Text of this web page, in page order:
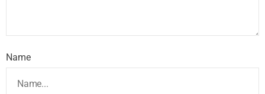
Name